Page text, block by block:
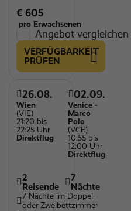
€ 605
pro Erwachsenen
Angebot vergleichen
VERFÜGBARKEIT
PRÜFEN
26.08.
Wien
(VIE)
21:20 bis
22:25 Uhr
Direktflug
02.09.
Venice -
Marco
Polo
(VCE)
10:55 bis
12:00 Uhr
Direktflug
2
Reisende
7
Nächte
7 Nächte im Doppel-
oder Zweibettzimmer